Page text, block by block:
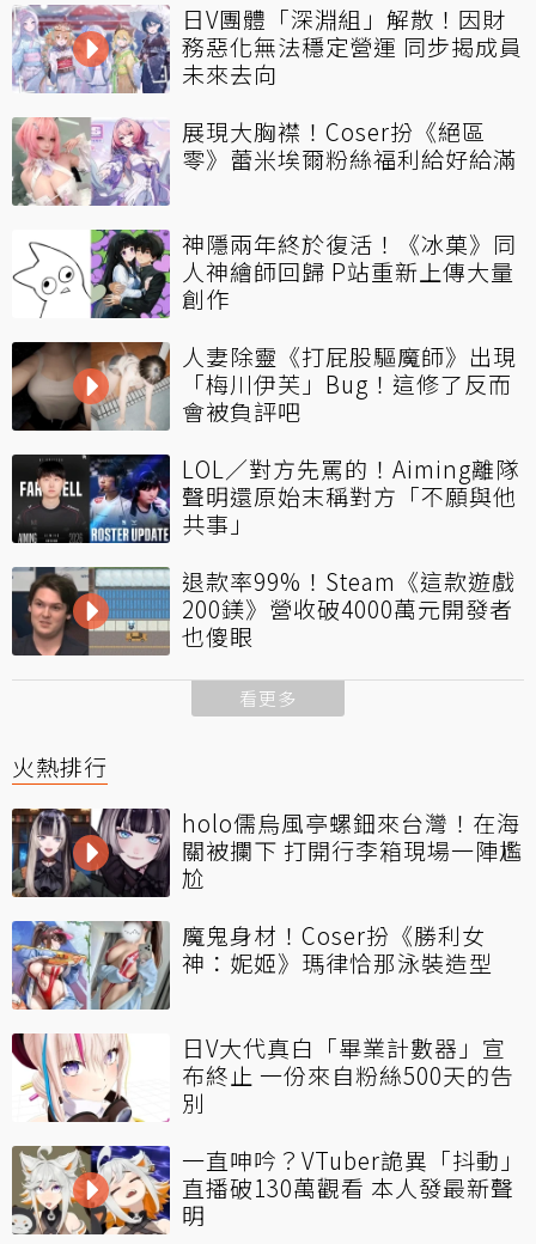
日V團體「深淵組」解散！因財
務惡化無法穩定營運 同步揭成員
未來去向
展現大胸襟！Coser扮《絕區
零》蕾米埃爾粉絲福利給好給滿
神隱兩年終於復活！《冰菓》同
人神繪師回歸 P站重新上傳大量
創作
人妻除靈《打屁股驅魔師》出現
「梅川伊芙」Bug！這修了反而
會被負評吧
LOL／對方先罵的！Aiming離隊
聲明還原始末稱對方「不願與他
共事」
退款率99%！Steam《這款遊戲
200鎂》營收破4000萬元開發者
也傻眼
看更多
火熱排行
holo儒烏風亭螺鈿來台灣！在海
關被攔下 打開行李箱現場一陣尷
尬
魔鬼身材！Coser扮《勝利女
神：妮姬》瑪律恰那泳裝造型
日V大代真白「畢業計數器」宣
布終止 一份來自粉絲500天的告
別
一直呻吟？VTuber詭異「抖動」
直播破130萬觀看 本人發最新聲
明